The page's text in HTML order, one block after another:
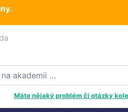
Máte nějaký problém či otázky